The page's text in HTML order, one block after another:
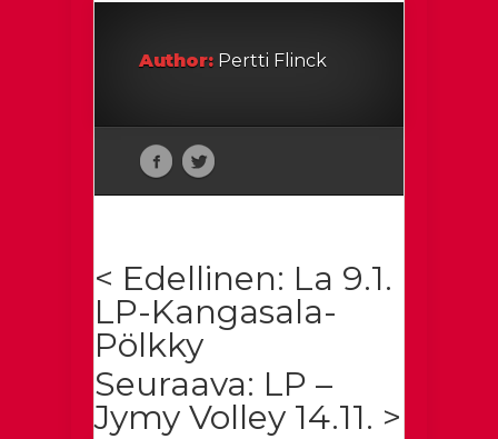
Author: Pertti Flinck
< Edellinen: La 9.1.
LP-Kangasala-
Pölkky
Seuraava: LP –
Jymy Volley 14.11. >